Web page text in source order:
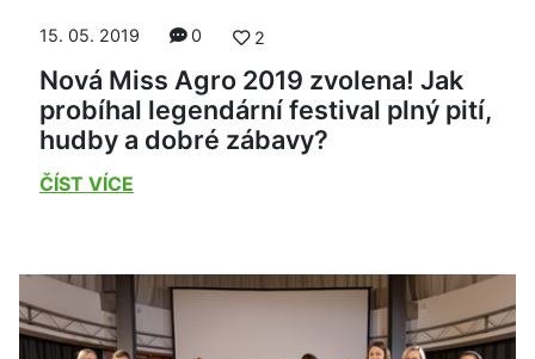
15. 05. 2019 0 2
Nová Miss Agro 2019 zvolena! Jak
probíhal legendární festival plný pití,
hudby a dobré zábavy?
ČÍST VÍCE